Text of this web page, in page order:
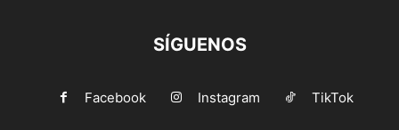
SÍGUENOS
Facebook Instagram TikTok